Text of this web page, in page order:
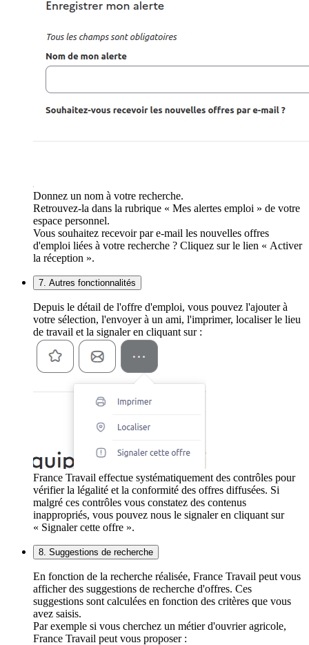
Donnez un nom à votre recherche.
Retrouvez-la dans la rubrique « Mes alertes emploi » de votre
espace personnel.
Vous souhaitez recevoir par e-mail les nouvelles offres
d'emploi liées à votre recherche ? Cliquez sur le lien « Activer
la réception ».
7. Autres fonctionnalités
Depuis le détail de l'offre d'emploi, vous pouvez l'ajouter à
votre sélection, l'envoyer à un ami, l'imprimer, localiser le lieu
de travail et la signaler en cliquant sur :
France Travail effectue systématiquement des contrôles pour
vérifier la légalité et la conformité des offres diffusées. Si
malgré ces contrôles vous constatez des contenus
inappropriés, vous pouvez nous le signaler en cliquant sur
« Signaler cette offre ».
8. Suggestions de recherche
En fonction de la recherche réalisée, France Travail peut vous
afficher des suggestions de recherche d'offres. Ces
suggestions sont calculées en fonction des critères que vous
avez saisis.
Par exemple si vous cherchez un métier d'ouvrier agricole,
France Travail peut vous proposer :